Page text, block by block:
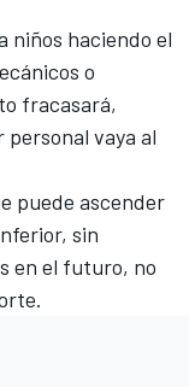
niños haciendo el
o
fracasará,
vaya al
puede ascender
sin
en el futuro, no